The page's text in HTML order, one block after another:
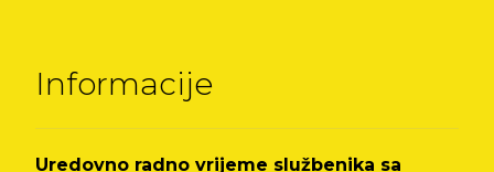
Informacije
Uredovno radno vrijeme službenika sa